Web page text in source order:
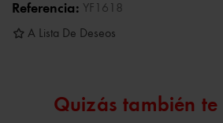
Referencia: YF1618
A Lista De Deseos
Quizás también te